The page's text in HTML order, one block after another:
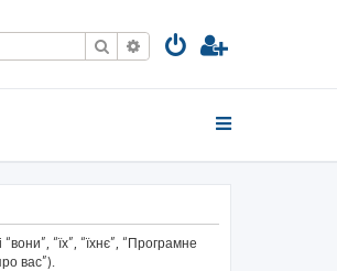
ПошукРозширений пошук
“їх”, “їхнє”, “Програмне
вас”).